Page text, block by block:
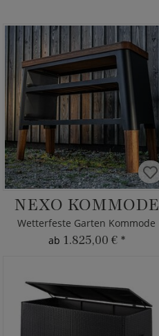
NEXO KOMMODE
Wetterfeste Garten Kommode
ab 1.825,00 € *